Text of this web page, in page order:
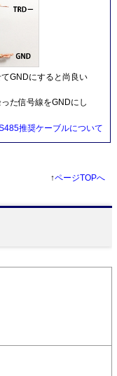
GNDにすると尚良い
た信号線をGNDにし
推奨ケーブルについて
↑ページTOPへ